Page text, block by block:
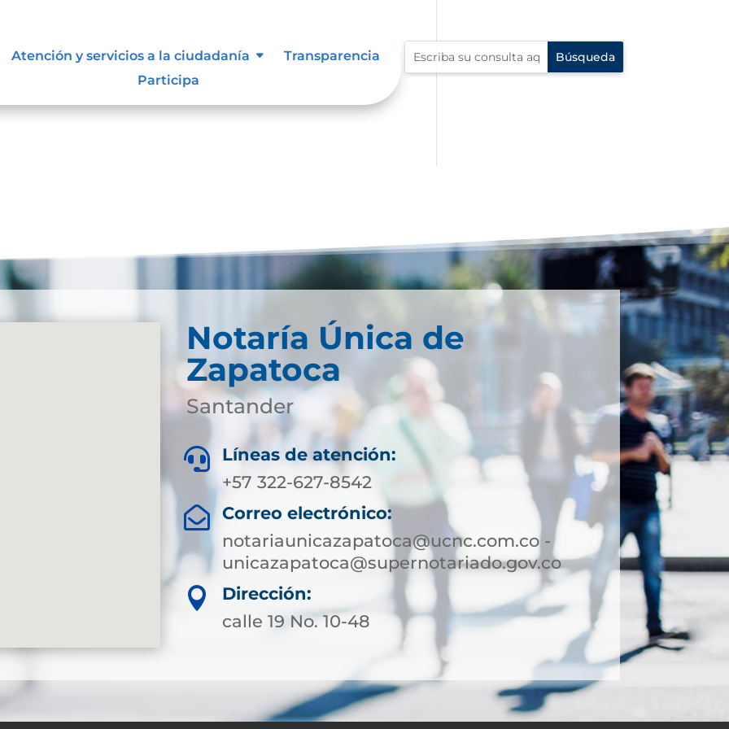
Atención y servicios a la ciudadanía
Transparencia
Participa
información
de-Activos-de-InformacionDescarga
Notaría Única de
Zapatoca
Santander

Líneas de atención:
+57 322-627-8542

Correo electrónico:
notariaunicazapatoca@ucnc.com.co -
unicazapatoca@supernotariado.gov.co

Dirección:
calle 19 No. 10-48